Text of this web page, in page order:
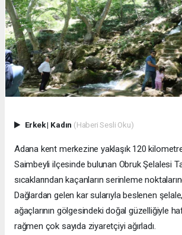
Erkek| Kadın (Haberi Sesli Oku)
Adana kent merkezine yaklaşık 120
Saimbeyli ilçesinde bulunan Obruk Şelalesi
sıcaklarından kaçanların serinleme
Dağlardan gelen kar sularıyla beslenen şelale,
ağaçlarının gölgesindeki doğal güzelliğiyle
rağmen çok sayıda ziyaretçiyi ağırladı.